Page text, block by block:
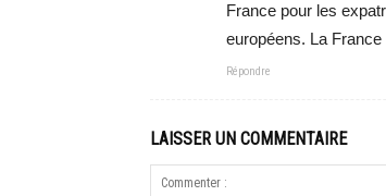
France pour les
européens. La
Répondre
LAISSER UN COMMENTAIRE